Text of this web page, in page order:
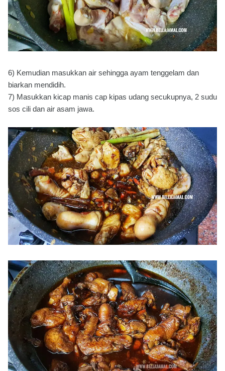
6) Kemudian masukkan air sehingga ayam tenggelam dan
biarkan mendidih.
7) Masukkan kicap manis cap kipas udang secukupnya, 2 sudu
sos cili dan air asam jawa.